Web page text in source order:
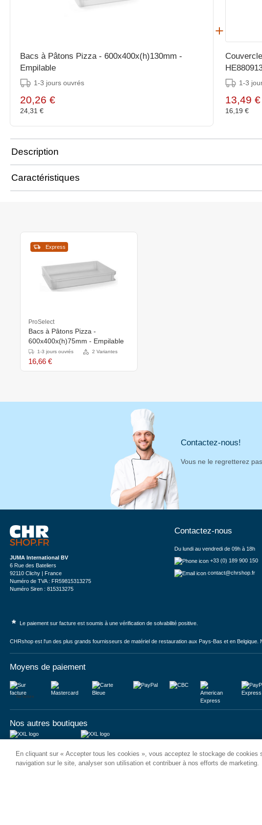
Bacs à Pâtons Pizza - 600x400x(h)130mm -
Empilable
1-3 jours ouvrés
20,26 €
24,31 €
1-3
13,49 €
16,19 €
Description
Caractéristiques
Express
ProSelect
Bacs à Pâtons Pizza -
600x400x(h)75mm - Empilable
1-3 jours ouvrés 2 Variantes
16,66 €
Contactez-nous!
Vous ne le regretterez
JUMA International BV
6 Rue des Bateliers
92110 Clichy | France
Numéro de TVA : FR59815313275
Numéro Siren : 815313275
Contactez-nous
Du lundi au vendredi de 09h à 18h
+33 (0) 189 900 150
contact@chrshop.fr
* Le paiement sur facture est soumis à une vérification de solvabilité positive.
CHRshop est l'un des plus grands fournisseurs de matériel de restauration aux Pays-Bas et en
Moyens de paiement
Sur facture
Nos autres boutiques
Königsborner Straße 26a
39175 Biederitz | Deutschland
Vrijheidweg 34
1521RR Wormerveer | Nederland
En cliquant sur « Accepter tous les cookies », vous acceptez le stockage de cookies
navigation sur le site, analyser son utilisation et contribuer à nos efforts de marketing.